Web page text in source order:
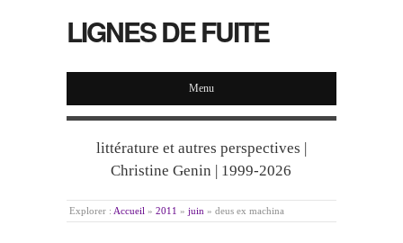
LIGNES DE FUITE
Menu
littérature et autres perspectives |
Christine Genin | 1999-2026
Explorer : Accueil » 2011 » juin » deus ex machina